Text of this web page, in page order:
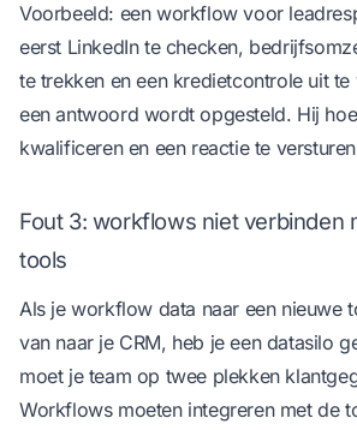
Voorbeeld: een workflow voor
eerst LinkedIn te checken,
te trekken en een kredietcontrole uit
een antwoord wordt opgesteld. Hij
kwalificeren en een reactie te
Fout 3: workflows niet verbinden
tools
Als je workflow data naar een nieuwe
van naar je CRM, heb je een datasilo
moet je team op twee plekken
Workflows moeten integreren met de